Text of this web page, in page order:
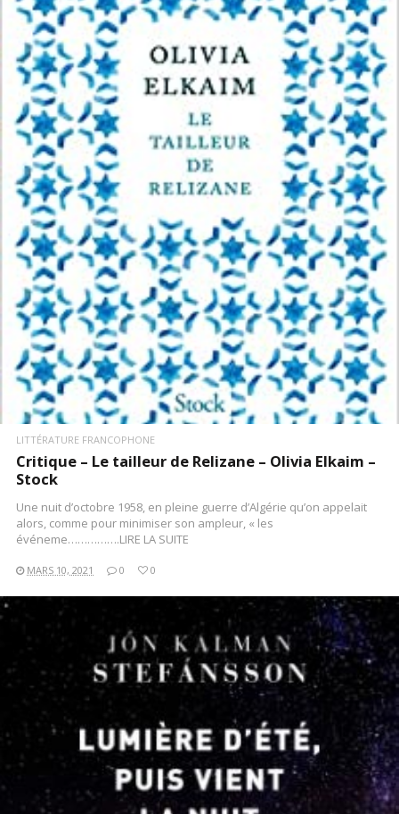
LIRE LA SUITE
LITTÉRATURE FRANCOPHONE
Critique – Le tailleur de Relizane – Olivia Elkaim –
Stock
Une nuit d’octobre 1958, en pleine guerre d’Algérie qu’on appelait
alors, comme pour minimiser son ampleur, « les
événeme…………….LIRE LA SUITE
MARS 10, 2021 0 0